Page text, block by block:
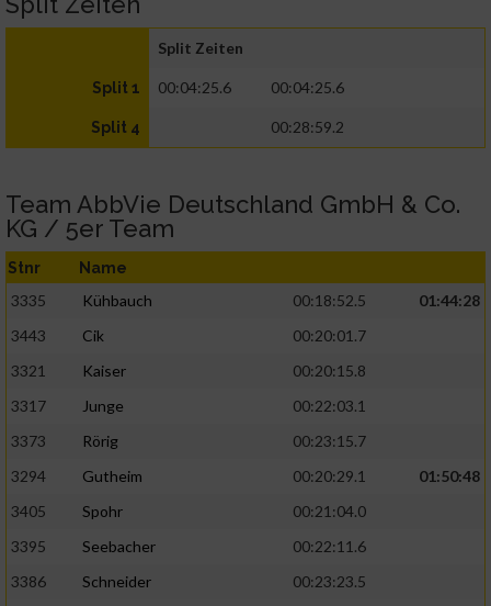
Split Zeiten
Split 1 00:04:25.6 00:04:25.6
Split 4 00:28:59.2
Team AbbVie Deutschland GmbH & Co.
KG / 5er Team
Stnr Name
3335 Kühbauch 00:18:52.5
01:44:28
3443
Cik
00:20:01.7
3321
Kaiser
00:20:15.8
3317
Junge
00:22:03.1
3373
Rörig
00:23:15.7
3294
Gutheim 00:20:29.1
01:50:48
3405
Spohr
00:21:04.0
3395
Seebacher
00:22:11.6
3386
Schneider
00:23:23.5